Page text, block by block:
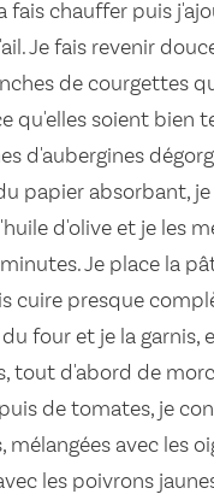
fais chauffer puis
Je fais revenir
de courgettes
qu'elles soient bien
d'aubergines
papier absorbant, je
d'olive et je les
Je place la
cuire presque
du four et je la garnis,
tout d'abord de
de tomates, je
mélangées avec les
les poivrons